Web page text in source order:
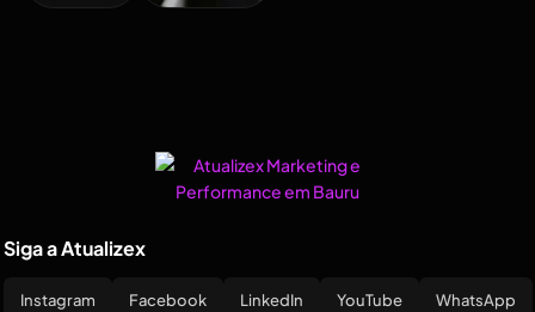
Siga a Atualizex
Instagram Facebook LinkedIn YouTube WhatsApp